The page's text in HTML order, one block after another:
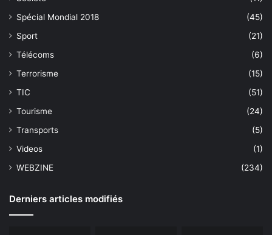
Spécial Mondial 2018
(45)
Sport
(21)
Télécoms
(6)
Terrorisme
(15)
TIC
(51)
Tourisme
(24)
Transports
(5)
Videos
(1)
WEBZINE
(234)
Derniers articles modifiés